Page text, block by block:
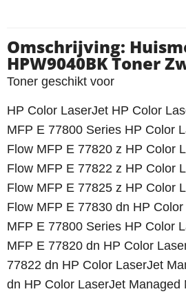
Omschrijving:
HPW9040BK Toner
Toner geschikt voor
HP Color LaserJet HP Color
MFP E 77800 Series HP Color
Flow MFP E 77820 z HP Color
Flow MFP E 77822 z HP Color
Flow MFP E 77825 z HP Color
Flow MFP E 77830 dn HP
MFP E 77800 Series HP Color
MFP E 77820 dn HP Color
77822 dn HP Color LaserJet
dn HP Color LaserJet Managed